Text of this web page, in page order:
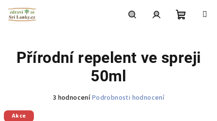
obsah
košík
Přírodní repelent ve spreji
50ml
Průměrné
3 hodnoceníPodrobnosti hodnocení
Akce